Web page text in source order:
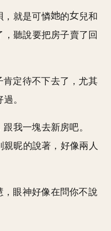
，就是可憐 的
兒和
聽說要把房子賣了回
定待不下去了，尤其
。
我一塊去新房吧。
親昵的說著，好像兩人
眼神好像在問你不說